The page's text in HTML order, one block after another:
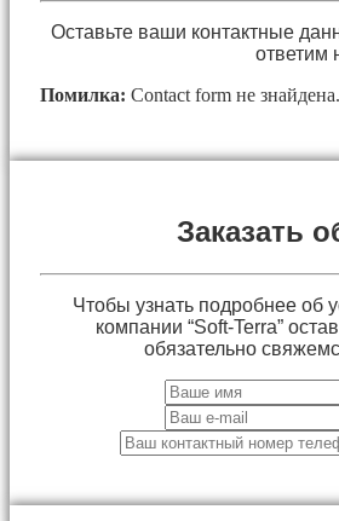
Оставьте ваши контактные
ответим
Помилка: Contact form не знайдена.
Заказать
Чтобы узнать подробнее об
компании “Soft-Terra”
обязательно